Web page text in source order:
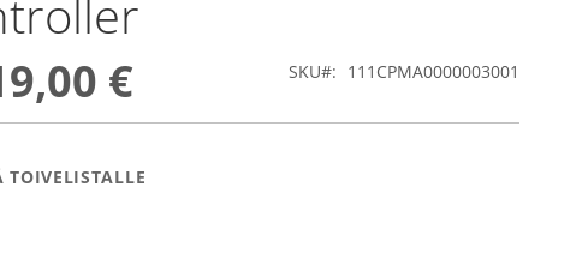
€ SKU 111CPMA0000003001
TOIVELISTALLE